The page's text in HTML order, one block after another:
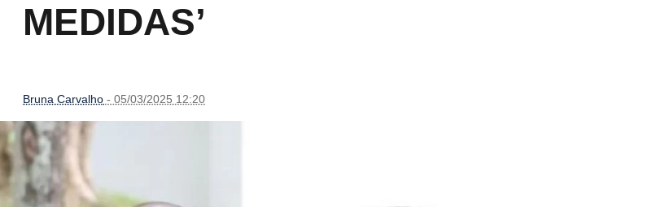
MEDIDAS’
Bruna Carvalho - 05/03/2025 12:20